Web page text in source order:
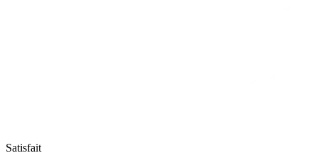
Satisfait